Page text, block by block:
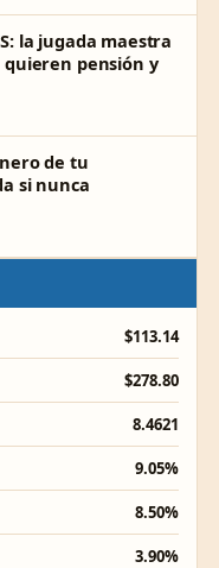
la jugada maestra
pensión y
de tu
si nunca
$113.14
$278.80
8.4621
9.05%
8.50%
3.90%